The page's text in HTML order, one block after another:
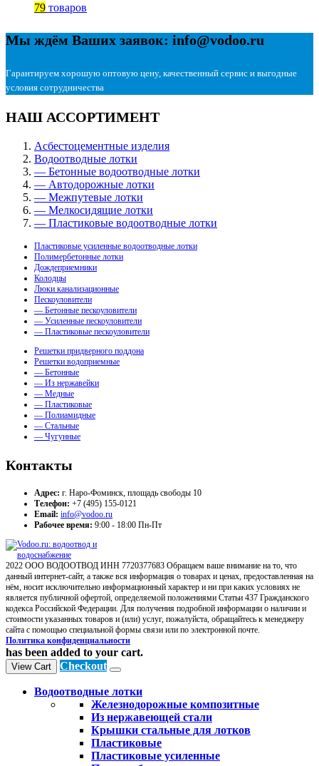
79 товаров
Мы ждём Ваших заявок: info@vodoo.ru
Гарантируем хорошую оптовую цену, качественный сервис и выгодные
условия сотрудничества
НАШ АССОРТИМЕНТ
Асбестоцементные изделия
Водоотводные лотки
— Бетонные водоотводные лотки
— Автодорожные лотки
— Межпутевые лотки
— Мелкосидящие лотки
— Пластиковые водоотводные лотки
Пластиковые усиленные водоотводные лотки
Полимербетонные лотки
Дождеприемники
Колодцы
Люки канализационные
Пескоуловители
— Бетонные пескоуловители
— Усиленные пескоуловители
— Пластиковые пескоуловители
Решетки придверного поддона
Решетки водоприемные
— Бетонные
— Из нержавейки
— Медные
— Пластиковые
— Полиамидные
— Стальные
— Чугунные
Контакты
Адрес: г. Наро-Фоминск, площадь свободы 10
Телефон: +7 (495) 155-0121
Email: info@vodoo.ru
Рабочее время: 9:00 - 18:00 Пн-Пт
2022 ООО ВОДООТВОД ИНН 7720377683 Обращаем ваше внимание на то, что
данный интернет-сайт, а также вся информация о товарах и ценах, предоставленная на
нём, носит исключительно информационный характер и ни при каких условиях не
является публичной офертой, определяемой положениями Статьи 437 Гражданского
кодекса Российской Федерации. Для получения подробной информации о наличии и
стоимости указанных товаров и (или) услуг, пожалуйста, обращайтесь к менеджеру
сайта с помощью специальной формы связи или по электронной почте.
Политика конфиденциальности
has been added to your cart.
View Cart Checkout
Водоотводные лотки
Железнодорожные композитные
Из нержавеющей стали
Крышки стальные для лотков
Пластиковые
Пластиковые усиленные